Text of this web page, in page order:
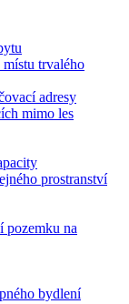
místu trvalého
adresy
mimo les
prostranství
pozemku na
bydlení